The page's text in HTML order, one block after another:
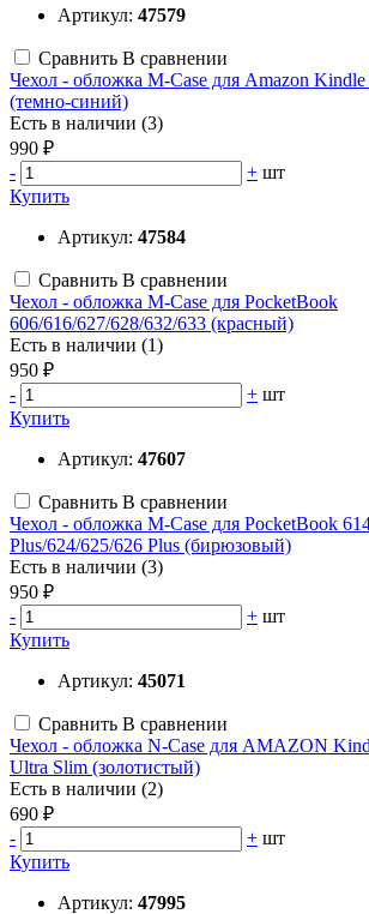
Артикул: 47579
Сравнить В сравнении
Чехол - обложка M-Case для Amazon
(темно-синий)
Есть в наличии (3)
990 ₽
-
+ шт
Купить
Артикул: 47584
Сравнить В сравнении
Чехол - обложка M-Case для PocketBook
606/616/627/628/632/633 (красный)
Есть в наличии (1)
950 ₽
-
+ шт
Купить
Артикул: 47607
Сравнить В сравнении
Чехол - обложка M-Case для PocketBook
Plus/624/625/626 Plus (бирюзовый)
Есть в наличии (3)
950 ₽
-
+ шт
Купить
Артикул: 45071
Сравнить В сравнении
Чехол - обложка N-Case для AMAZON
Ultra Slim (золотистый)
Есть в наличии (2)
690 ₽
-
+ шт
Купить
Артикул: 47995